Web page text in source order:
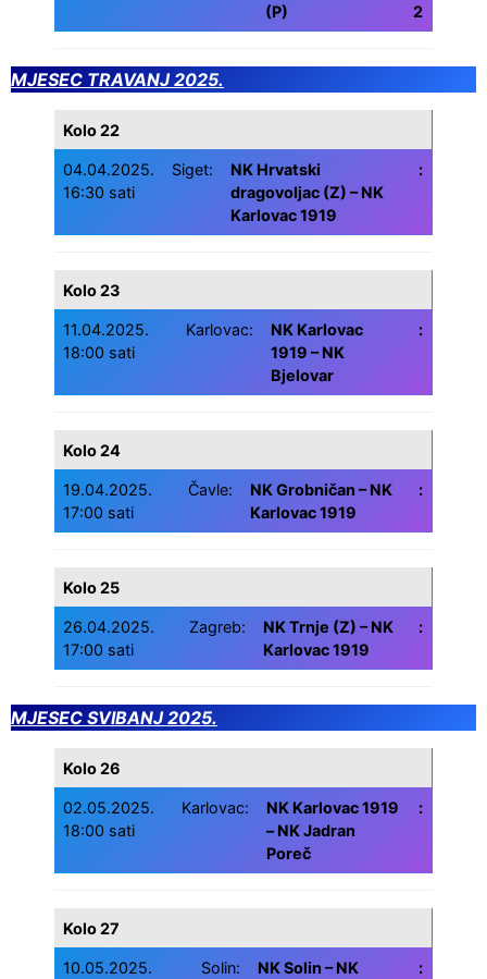
(P)
2
MJESEC TRAVANJ 2025.
Kolo 22
04.04.2025.
16:30 sati
Siget:
NK Hrvatski
dragovoljac (Z) – NK
Karlovac 1919
:
Kolo 23
11.04.2025.
18:00 sati
Karlovac:
NK Karlovac
1919 – NK
Bjelovar
:
Kolo 24
19.04.2025.
17:00 sati
Čavle:
NK Grobničan – NK
Karlovac 1919
:
Kolo 25
26.04.2025.
17:00 sati
Zagreb:
NK Trnje (Z) – NK
Karlovac 1919
:
MJESEC SVIBANJ 2025.
Kolo 26
02.05.2025.
18:00 sati
Karlovac:
NK Karlovac 1919
– NK Jadran
Poreč
:
Kolo 27
10.05.2025.
Solin:
NK Solin – NK
: